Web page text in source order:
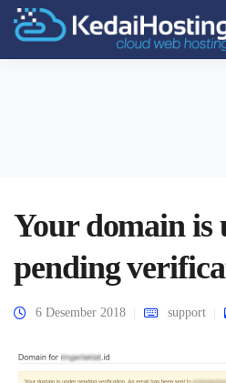
Your domain is
pending
6 Desember 2018 support